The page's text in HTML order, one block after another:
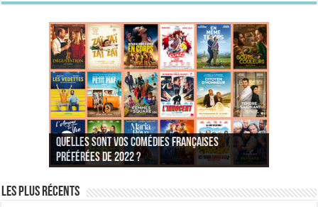
Quelles sont vos comédies françaises
préférées de 2022 ?
Quel est votre personnage préféré du Père
Noël est une ordure ?
Quelles sont vos comédies françaises
préférées de 2021 ?
Quel est votre « Gendarme » préféré ?
Quels sont vos 3 comédies de Jean-Marie Poiré
préférées ?
Quel est votre « Tati » préféré ?
Quel est votre « bronzé » préféré ?
Les plus récents